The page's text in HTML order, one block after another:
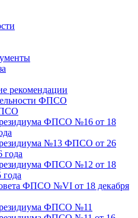
рекомендации
ФПСО
ФПСО №16 от 18
№13 ФПСО от 26
года
ФПСО №12 от 18
года
ФПСО №VI от 18 декабря
ФПСО №11